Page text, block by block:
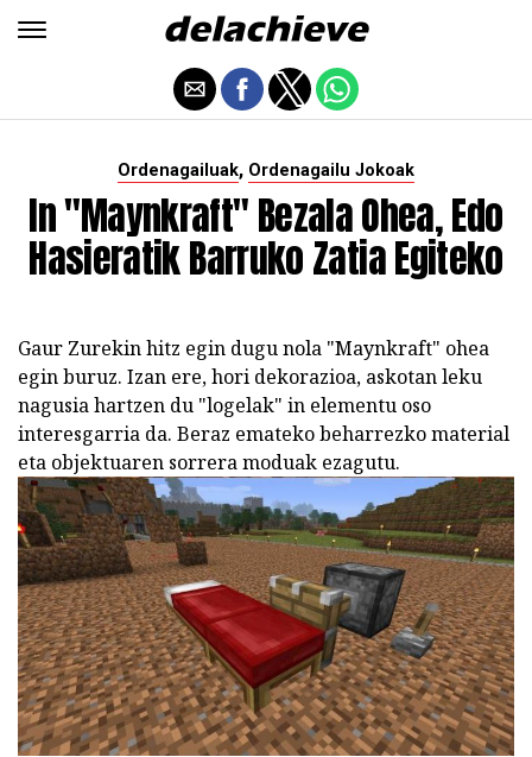
Ordenagailuak, Ordenagailu Jokoak
In "Maynkraft" Bezala Ohea, Edo
Hasieratik Barruko Zatia Egiteko
Gaur Zurekin hitz egin dugu nola "Maynkraft" ohea
egin buruz. Izan ere, hori dekorazioa, askotan leku
nagusia hartzen du "logelak" in elementu oso
interesgarria da. Beraz emateko beharrezko material
eta objektuaren sorrera moduak ezagutu.